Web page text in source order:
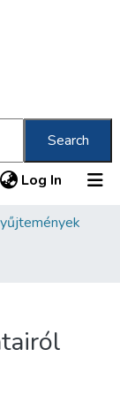
Search
Log In (current)